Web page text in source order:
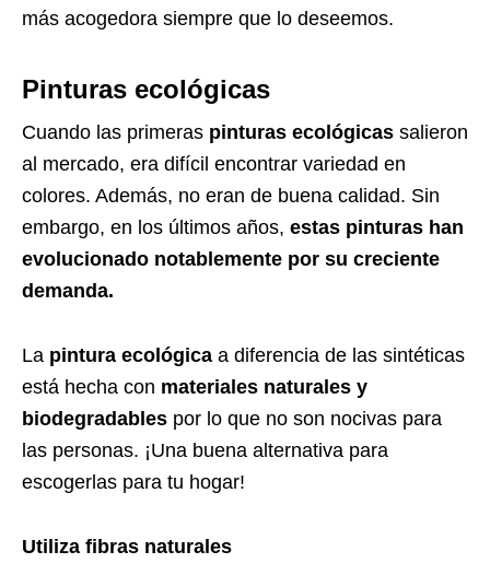
más acogedora siempre que lo deseemos.
Pinturas ecológicas
Cuando las primeras pinturas ecológicas salieron
al mercado, era difícil encontrar variedad en
colores. Además, no eran de buena calidad. Sin
embargo, en los últimos años, estas pinturas han
evolucionado notablemente por su creciente
demanda.
La pintura ecológica a diferencia de las sintéticas
está hecha con materiales naturales y
biodegradables por lo que no son nocivas para
las personas. ¡Una buena alternativa para
escogerlas para tu hogar!
Utiliza fibras naturales